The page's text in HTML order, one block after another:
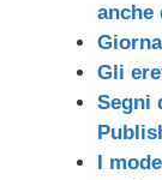
anche
Gli
Segni
I